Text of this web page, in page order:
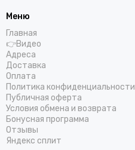
Меню
Главная
👉Видео
Адреса
Доставка
Оплата
Политика конфиденциальности
Публичная оферта
Условия обмена и возврата
Бонусная программа
Отзывы
Яндекс сплит